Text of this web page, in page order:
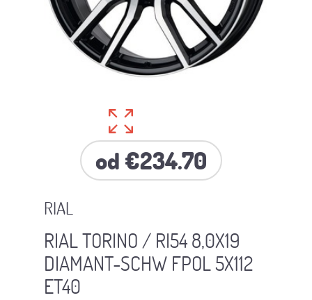
RIAL
od €234.70
RIAL TORINO / RI54 8,0X19
DIAMANT-SCHW FPOL 5X112
ET40